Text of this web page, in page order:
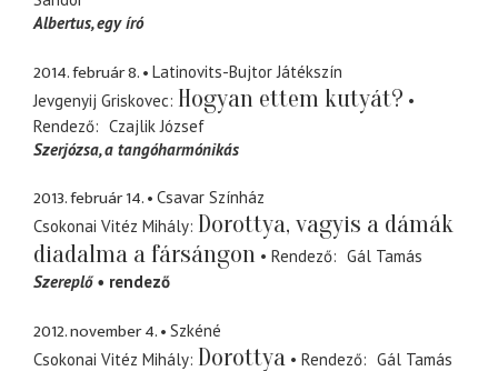
Albertus egy író
2014. február 8.
Latinovits-Bujtor Játékszín
Jevgenyij Griskovec Hogyan ettem kutyát?
Rendező
Czajlik József
Szerjózsa a tangóharmónikás
2013. február 14.
Csavar Színház
Csokonai Vitéz Mihály Dorottya, vagyis a dámák
diadalma a fársángon
Rendező
Gál Tamás
Szereplő
rendező
2012. november 4.
Szkéné
Csokonai Vitéz Mihály Dorottya Rendező
Gál Tamás